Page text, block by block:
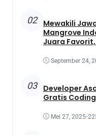
02
Mewakili
Mangrove
Juara
September 24,
03
Developer
Gratis
Mei 27, 2025•